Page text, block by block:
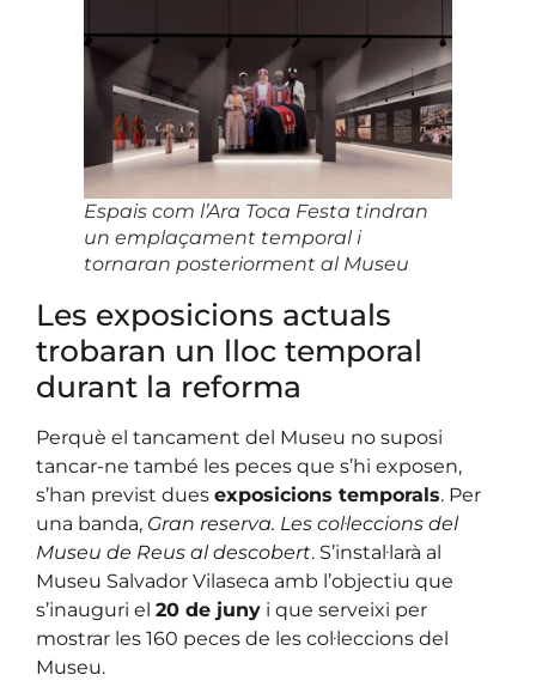
Espais com l’Ara Toca Festa tindran
un emplaçament temporal i
tornaran posteriorment al Museu
Les exposicions actuals
trobaran un lloc temporal
durant la reforma
Perquè el tancament del Museu no suposi
tancar-ne també les peces que s’hi exposen,
s’han previst dues exposicions temporals. Per
una banda, Gran reserva. Les col·leccions del
Museu de Reus al descobert. S’instal·larà al
Museu Salvador Vilaseca amb l’objectiu que
s’inauguri el 20 de juny i que serveixi per
mostrar les 160 peces de les col·leccions del
Museu.